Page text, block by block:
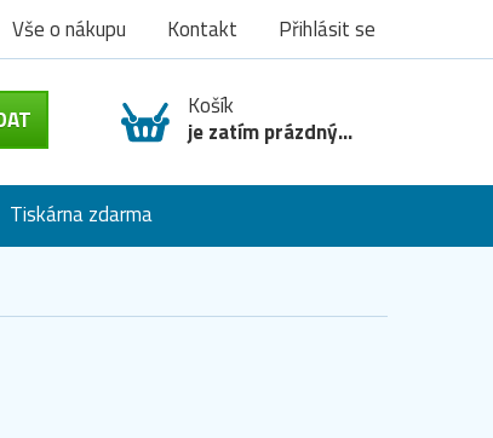
Vše o nákupu Kontakt Přihlásit se
Košík
je zatím prázdný...
Tiskárna zdarma